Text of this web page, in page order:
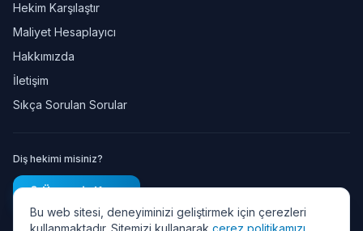
Hekim Karşılaştır
Maliyet Hesaplayıcı
Hakkımızda
İletişim
Sıkça Sorulan Sorular
Diş hekimi misiniz?
Ücretsiz Kayıt
Bu web sitesi, deneyiminizi geliştirmek için çerezleri
kullanmaktadır. Sitemizi kullanarak çerez politikamızı